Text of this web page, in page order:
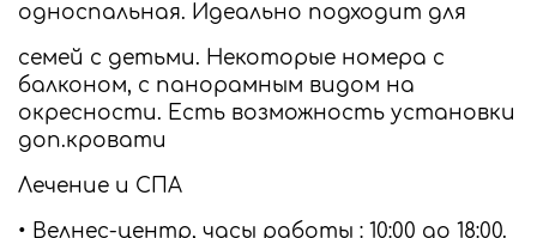
односпальная. Идеально подходит для
семей с детьми. Некоторые номера с
балконом, с панорамным видом на
окресности. Есть возможность установки
доп.кровати
Лечение и СПА
• Велнес-центр, часы работы : 10:00 до 18:00.